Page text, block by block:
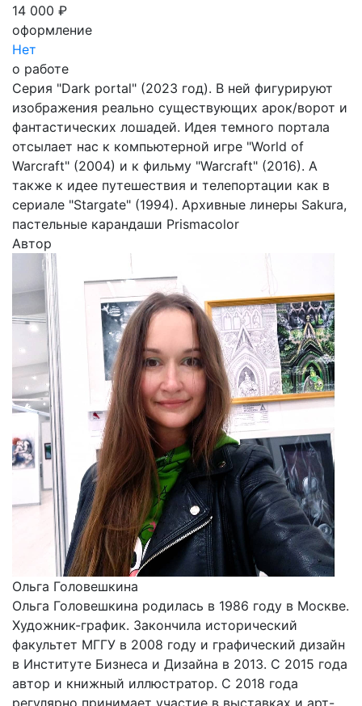
14 000 ₽
оформление
Нет
о работе
Серия "Dark portal" (2023 год). В ней фигурируют
изображения реально существующих арок/ворот и
фантастических лошадей. Идея темного портала
отсылает нас к компьютерной игре "World of
Warcraft" (2004) и к фильму "Warcraft" (2016). А
также к идее путешествия и телепортации как в
сериале "Stargate" (1994). Архивные линеры Sakura,
пастельные карандаши Prismacolor
Автор
Ольга Головешкина
Ольга Головешкина родилась в 1986 году в Москве.
Художник-график. Закончила исторический
факультет МГГУ в 2008 году и графический дизайн
в Институте Бизнеса и Дизайна в 2013. С 2015 года
автор и книжный иллюстратор. С 2018 года
регулярно принимает участие в выставках и арт-